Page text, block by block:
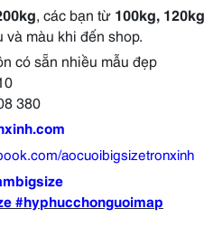
, các bạn từ 100kg, 120kg
và màu khi đến shop.
có sẵn nhiều mẫu đẹp
380
aocuoibigsizetronxinh
#hyphucchonguoimap